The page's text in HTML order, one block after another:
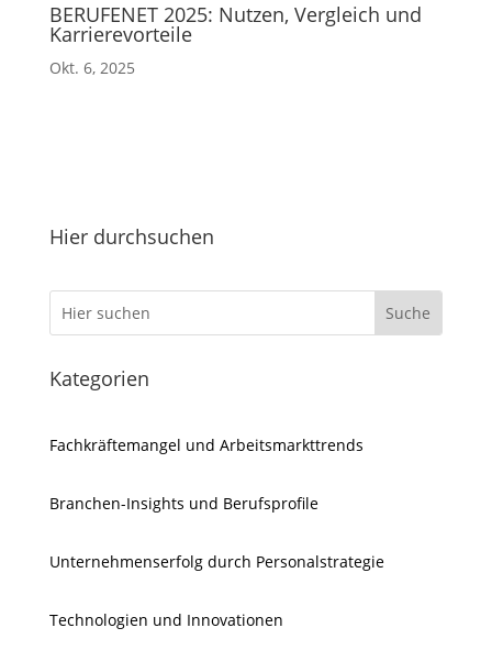
BERUFENET 2025: Nutzen, Vergleich und
Karrierevorteile
Okt. 6, 2025
Hier durchsuchen
Kategorien
Fachkräftemangel und Arbeitsmarkttrends
Branchen-Insights und Berufsprofile
Unternehmenserfolg durch Personalstrategie
Technologien und Innovationen